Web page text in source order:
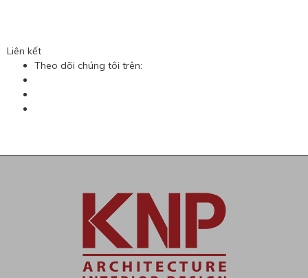
Liên kết
Theo dõi chúng tôi trên: